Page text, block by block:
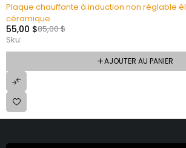
Plaque chauffante à induction non réglable
céramique
85,00$
55,00 $
Sku:
AJOUTER AU PANIER